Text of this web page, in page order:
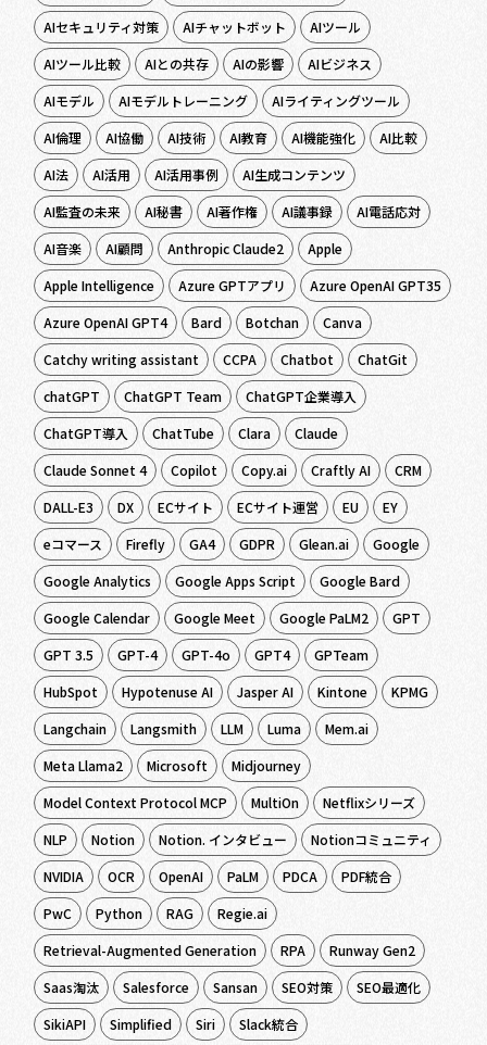
AIセキュリティ対策
AIチャットボット
AIツール
AIツール比較
AIとの共存 AIの影響
AIビジネス
AIモデル
AIモデルトレーニング
AIライティングツール
AI倫理
AI協働 AI技術 AI教育 AI機能強化
AI比較
AI法
AI活用 AI活用事例
AI生成コンテンツ
AI監査の未来
AI秘書 AI著作権 AI議事録
AI電話応対
AI音楽
AI顧問 Anthropic Claude2
Apple
Apple Intelligence
Azure GPTアプリ
Azure OpenAI GPT35
Azure OpenAI GPT4
Bard Botchan
Canva
Catchy writing assistant
CCPA Chatbot
ChatGit
chatGPT
ChatGPT Team
ChatGPT企業導入
ChatGPT導入
ChatTube Clara
Claude
Claude Sonnet 4
Copilot Copy.ai Craftly AI
CRM
DALL-E3
DX ECサイト ECサイト運営 EU
EY
eコマース
Firefly GA4 GDPR Glean.ai
Google
Google Analytics
Google Apps Script
Google Bard
Google Calendar
Google Meet Google PaLM2
GPT
GPT 3.5
GPT-4 GPT-4o GPT4
GPTeam
HubSpot
Hypotenuse AI Jasper AI Kintone
KPMG
Langchain
Langsmith LLM Luma
Mem.ai
Meta Llama2
Microsoft
Midjourney
Model Context Protocol MCP
MultiOn
Netflixシリーズ
NLP
Notion Notion. インタビュー
Notionコミュニティ
NVIDIA
OCR OpenAI PaLM PDCA
PDF統合
PwC
Python RAG
Regie.ai
Retrieval-Augmented Generation
RPA
Runway Gen2
Saas淘汰
Salesforce Sansan SEO対策
SEO最適化
SikiAPI
Simplified Siri
Slack統合